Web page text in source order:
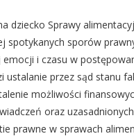
dziecko Sprawy
spotykanych sporów
i czasu w
ustalanie przez sąd stanu
możliwości
oraz
prawne w sprawach